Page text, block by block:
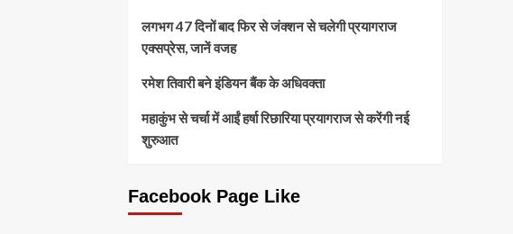
लगभग 47 दिनों बाद फिर से जंक्शन से चलेगी प्रयागराज
एक्सप्रेस, जानें वजह
रमेश तिवारी बने इंडियन बैंक के अधिवक्ता
महाकुंभ से चर्चा में आईं हर्षा रिछारिया प्रयागराज से करेंगी नई
शुरुआत
Facebook Page Like